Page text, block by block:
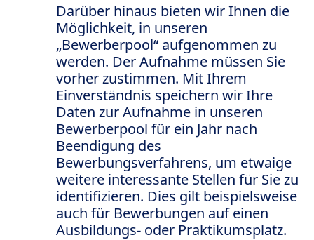
Darüber hinaus bieten wir Ihnen die
Möglichkeit, in unseren
„Bewerberpool“ aufgenommen zu
werden. Der Aufnahme müssen Sie
vorher zustimmen. Mit Ihrem
Einverständnis speichern wir Ihre
Daten zur Aufnahme in unseren
Bewerberpool für ein Jahr nach
Beendigung des
Bewerbungsverfahrens, um etwaige
weitere interessante Stellen für Sie zu
identifizieren. Dies gilt beispielsweise
auch für Bewerbungen auf einen
Ausbildungs- oder Praktikumsplatz.